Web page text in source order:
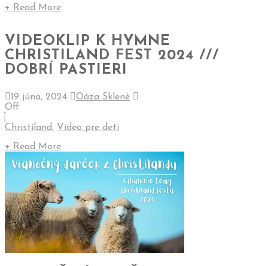
+ Read More
VIDEOKLIP K HYMNE
CHRISTILAND FEST 2024 ///
DOBRÍ PASTIERI
19 júna, 2024
Oáza Sklené
Off
Christiland, Video pre deti
+ Read More